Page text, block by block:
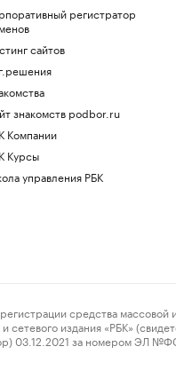
регистратор
сайтов
знакомств podbor.ru
Компании
Курсы
управления РБК
средства массовой
издания «РБК»
03.12.2021 за номером ЭЛ